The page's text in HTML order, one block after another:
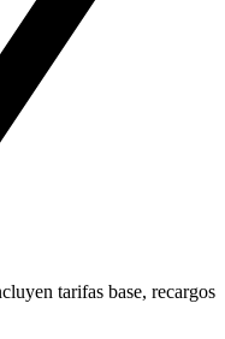
tarifas base, recargos